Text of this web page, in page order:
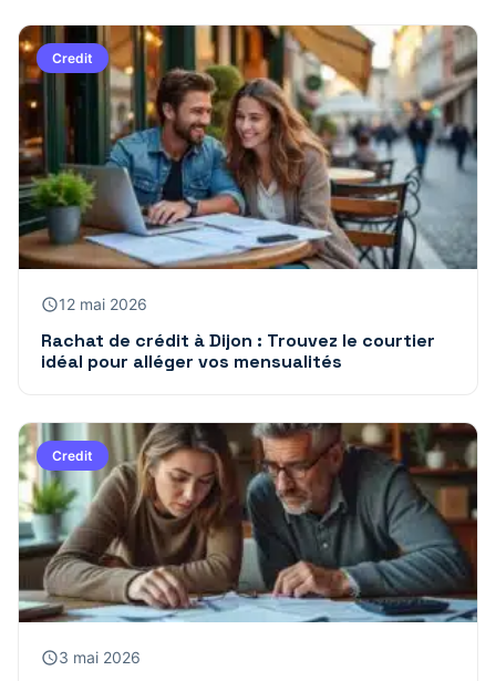
Credit
12 mai 2026
Rachat de crédit à Dijon : Trouvez le courtier
idéal pour alléger vos mensualités
Credit
3 mai 2026